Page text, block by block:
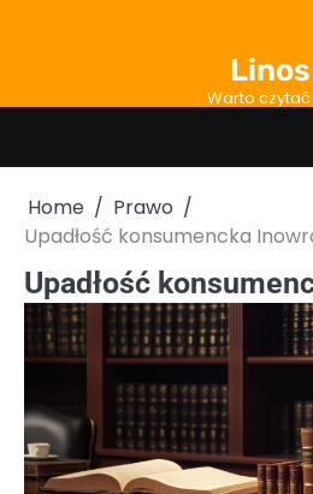
Linos
Warto
Home
Prawo
Upadłość konsumencka
Upadłość